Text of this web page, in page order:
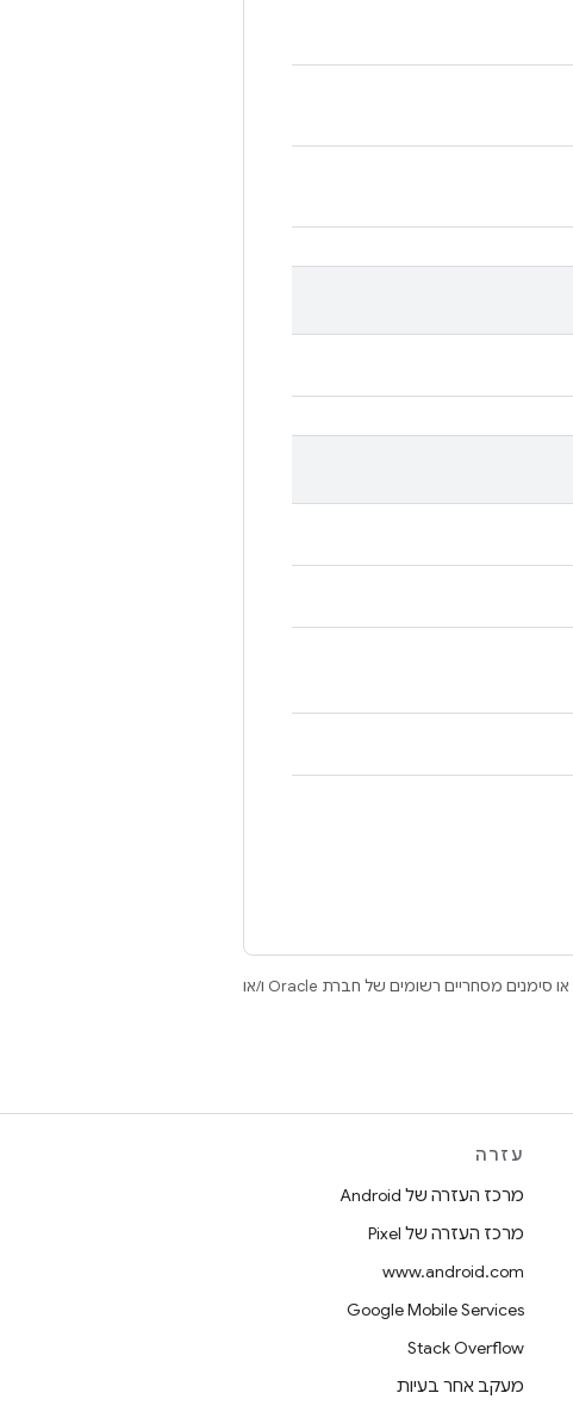
.‏ Java ו-OpenJDK הם סימנים מסחריים או סימנים מסחריים רשומים של חברת Oracle ו/או
עזרה
מרכז העזרה של Android
מרכז העזרה של Pixel
www.android.com
Google Mobile Services
Stack Overflow
מעקב אחר בעיות